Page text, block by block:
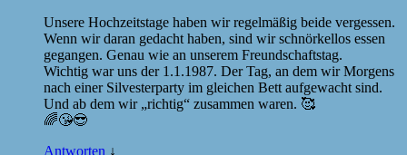
Unsere Hochzeitstage haben wir regelmäßig beide vergessen.
Wenn wir daran gedacht haben, sind wir schnörkellos essen
gegangen. Genau wie an unserem Freundschaftstag.
Wichtig war uns der 1.1.1987. Der Tag, an dem wir Morgens
nach einer Silvesterparty im gleichen Bett aufgewacht sind.
Und ab dem wir „richtig“ zusammen waren. 🥰
🌈😘😎
Antworten ↓